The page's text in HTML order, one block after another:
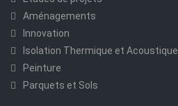
Aménagements
Innovation
Isolation Thermique et Acoustique
Peinture
Parquets et Sols